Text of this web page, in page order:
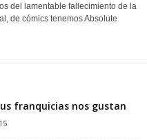
del lamentable fallecimiento de la
de cómics tenemos Absolute
franquicias nos gustan